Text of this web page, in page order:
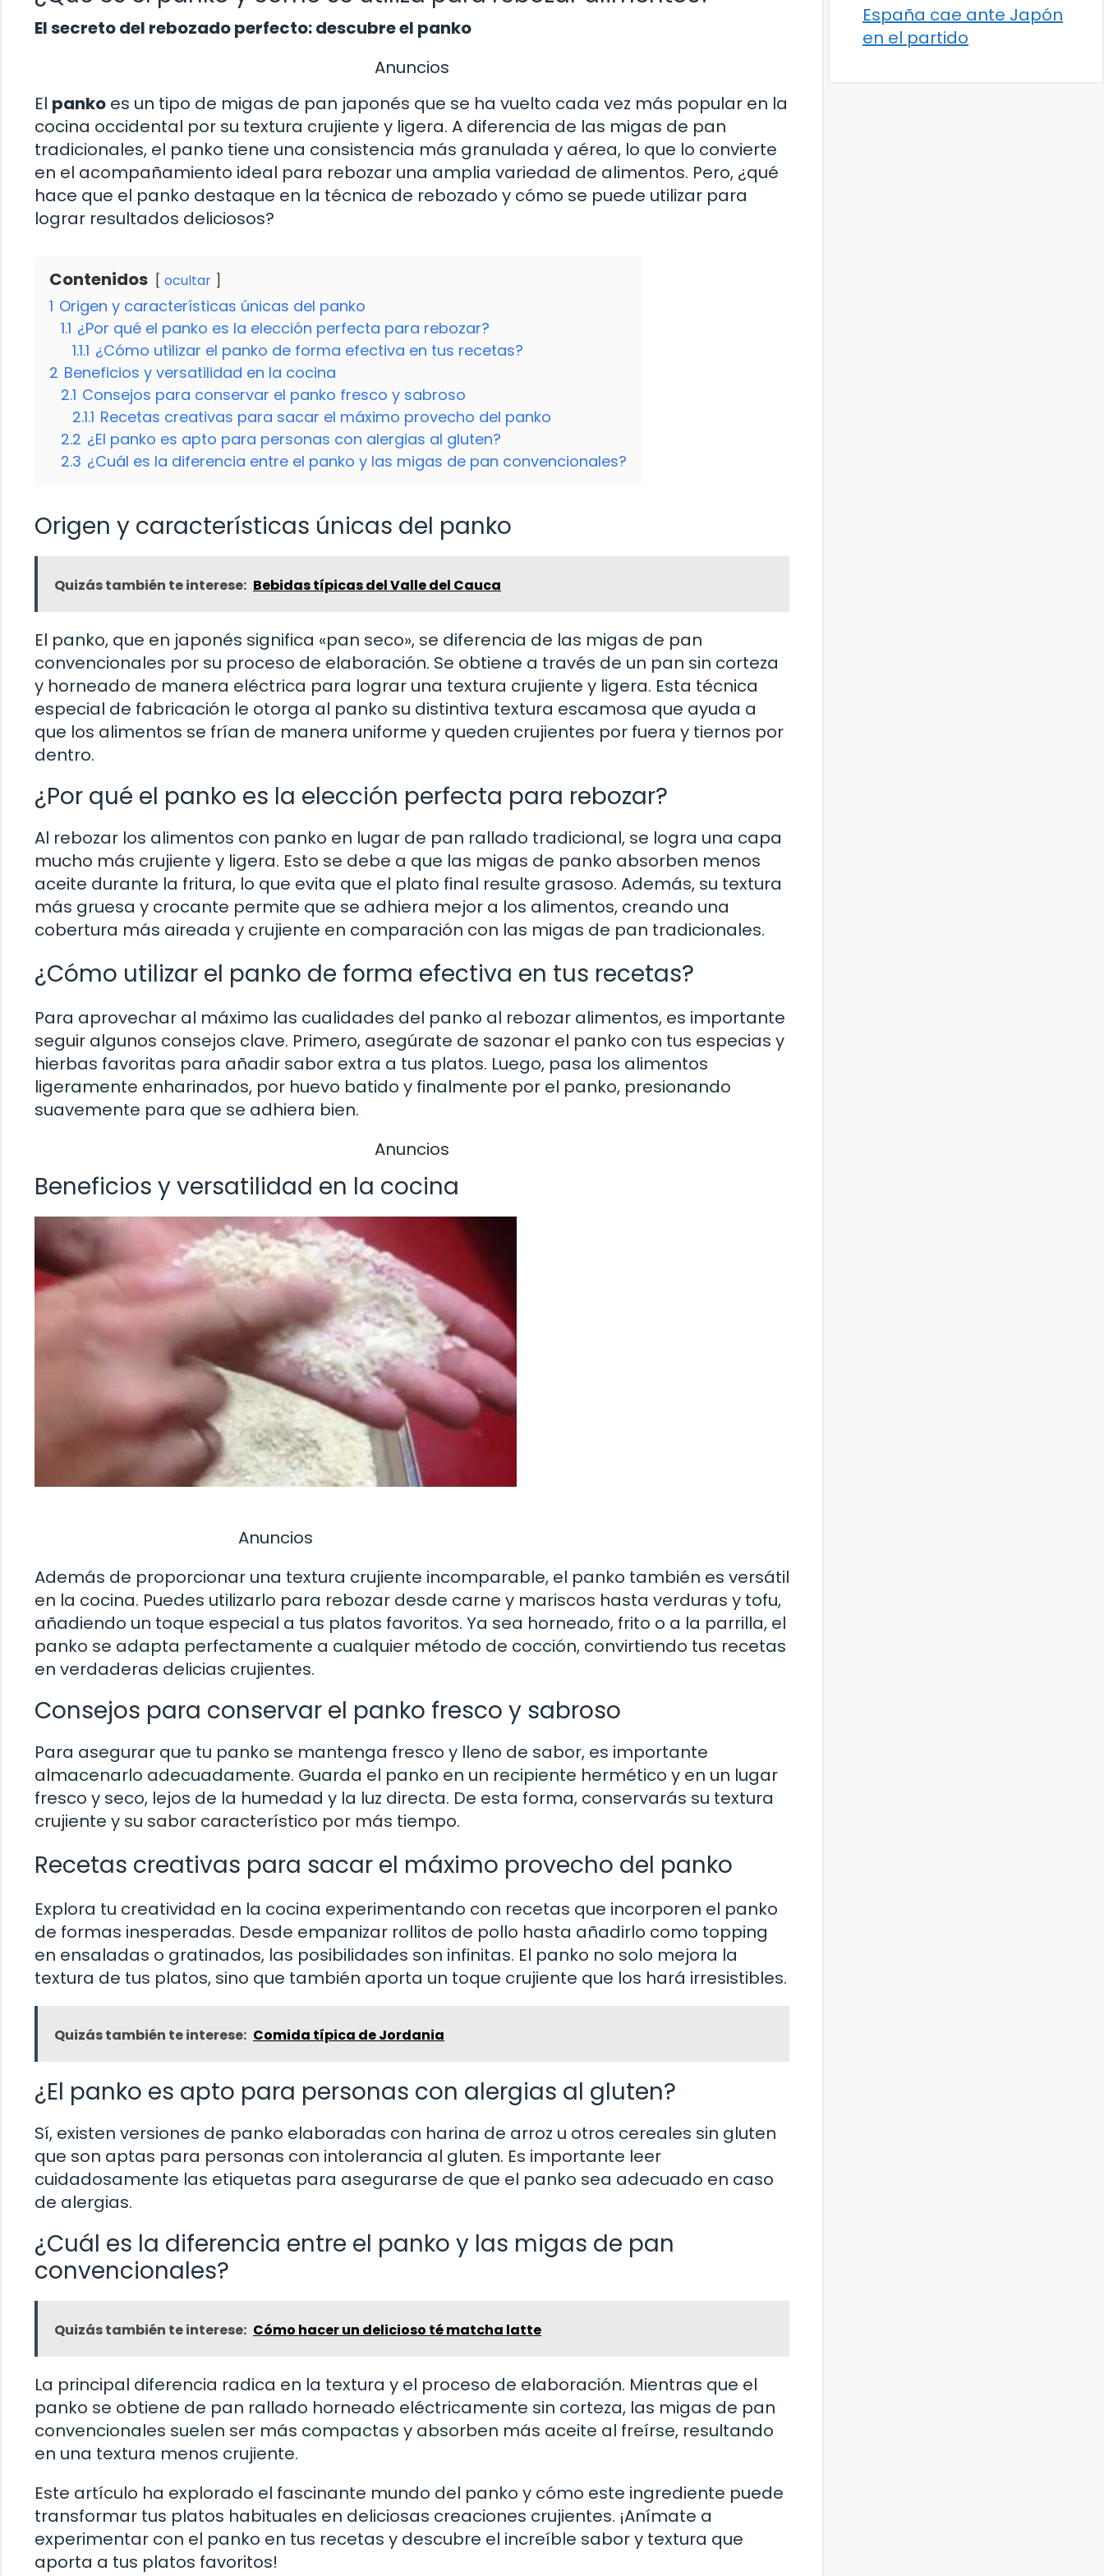
El secreto del rebozado perfecto: descubre el panko
Anuncios
El panko es un tipo de migas de pan japonés que se ha vuelto cada vez más popular en la
cocina occidental por su textura crujiente y ligera. A diferencia de las migas de pan
tradicionales, el panko tiene una consistencia más granulada y aérea, lo que lo convierte
en el acompañamiento ideal para rebozar una amplia variedad de alimentos. Pero, ¿qué
hace que el panko destaque en la técnica de rebozado y cómo se puede utilizar para
lograr resultados deliciosos?
Contenidos ocultar
1 Origen y características únicas del panko
1.1 ¿Por qué el panko es la elección perfecta para rebozar?
1.1.1 ¿Cómo utilizar el panko de forma efectiva en tus recetas?
2 Beneficios y versatilidad en la cocina
2.1 Consejos para conservar el panko fresco y sabroso
2.1.1 Recetas creativas para sacar el máximo provecho del panko
2.2 ¿El panko es apto para personas con alergias al gluten?
2.3 ¿Cuál es la diferencia entre el panko y las migas de pan convencionales?
Origen y características únicas del panko
Quizás también te interese: Bebidas típicas del Valle del Cauca
El panko, que en japonés significa «pan seco», se diferencia de las migas de pan
convencionales por su proceso de elaboración. Se obtiene a través de un pan sin corteza
y horneado de manera eléctrica para lograr una textura crujiente y ligera. Esta técnica
especial de fabricación le otorga al panko su distintiva textura escamosa que ayuda a
que los alimentos se frían de manera uniforme y queden crujientes por fuera y tiernos por
dentro.
¿Por qué el panko es la elección perfecta para rebozar?
Al rebozar los alimentos con panko en lugar de pan rallado tradicional, se logra una capa
mucho más crujiente y ligera. Esto se debe a que las migas de panko absorben menos
aceite durante la fritura, lo que evita que el plato final resulte grasoso. Además, su textura
más gruesa y crocante permite que se adhiera mejor a los alimentos, creando una
cobertura más aireada y crujiente en comparación con las migas de pan tradicionales.
¿Cómo utilizar el panko de forma efectiva en tus recetas?
Para aprovechar al máximo las cualidades del panko al rebozar alimentos, es importante
seguir algunos consejos clave. Primero, asegúrate de sazonar el panko con tus especias y
hierbas favoritas para añadir sabor extra a tus platos. Luego, pasa los alimentos
ligeramente enharinados, por huevo batido y finalmente por el panko, presionando
suavemente para que se adhiera bien.
Anuncios
Beneficios y versatilidad en la cocina
Anuncios
Además de proporcionar una textura crujiente incomparable, el panko también es versátil
en la cocina. Puedes utilizarlo para rebozar desde carne y mariscos hasta verduras y tofu,
añadiendo un toque especial a tus platos favoritos. Ya sea horneado, frito o a la parrilla, el
panko se adapta perfectamente a cualquier método de cocción, convirtiendo tus recetas
en verdaderas delicias crujientes.
Consejos para conservar el panko fresco y sabroso
Para asegurar que tu panko se mantenga fresco y lleno de sabor, es importante
almacenarlo adecuadamente. Guarda el panko en un recipiente hermético y en un lugar
fresco y seco, lejos de la humedad y la luz directa. De esta forma, conservarás su textura
crujiente y su sabor característico por más tiempo.
Recetas creativas para sacar el máximo provecho del panko
Explora tu creatividad en la cocina experimentando con recetas que incorporen el panko
de formas inesperadas. Desde empanizar rollitos de pollo hasta añadirlo como topping
en ensaladas o gratinados, las posibilidades son infinitas. El panko no solo mejora la
textura de tus platos, sino que también aporta un toque crujiente que los hará irresistibles.
Quizás también te interese: Comida típica de Jordania
¿El panko es apto para personas con alergias al gluten?
Sí, existen versiones de panko elaboradas con harina de arroz u otros cereales sin gluten
que son aptas para personas con intolerancia al gluten. Es importante leer
cuidadosamente las etiquetas para asegurarse de que el panko sea adecuado en caso
de alergias.
¿Cuál es la diferencia entre el panko y las migas de pan
convencionales?
Quizás también te interese: Cómo hacer un delicioso té matcha latte
La principal diferencia radica en la textura y el proceso de elaboración. Mientras que el
panko se obtiene de pan rallado horneado eléctricamente sin corteza, las migas de pan
convencionales suelen ser más compactas y absorben más aceite al freírse, resultando
en una textura menos crujiente.
Este artículo ha explorado el fascinante mundo del panko y cómo este ingrediente puede
transformar tus platos habituales en deliciosas creaciones crujientes. ¡Anímate a
experimentar con el panko en tus recetas y descubre el increíble sabor y textura que
aporta a tus platos favoritos!
España cae ante Japón
en el partido